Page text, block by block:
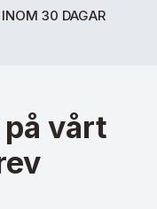
30 DAGAR
vårt